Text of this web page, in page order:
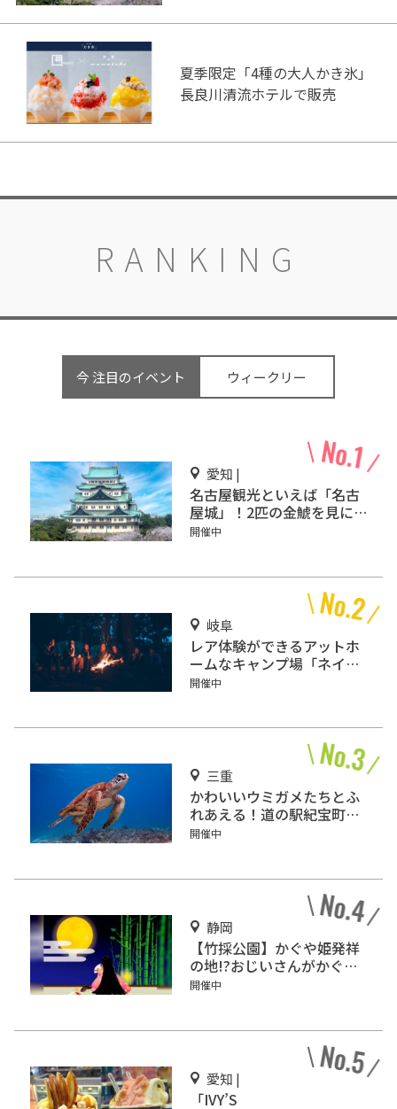
夏季限定「4種の大人かき氷」
長良川清流ホテルで販売
RANKING
今 注目のイベント ウィークリー
愛知 |
名古屋観光といえば「名古
屋城」！2匹の金鯱を見に
行こう
開催中
岐阜
レア体験ができるアットホ
ームなキャンプ場「ネイチ
ャーランドかみのほ」
開催中
三重
かわいいウミガメたちとふ
れあえる！道の駅紀宝町
「ウミガメ公園」
開催中
静岡
【竹採公園】かぐや姫発祥
の地!?おじいさんがかぐや
姫を見つけた場所を見に行
開催中
愛知 |
「IVY’S